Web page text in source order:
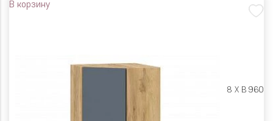
В корзину
Ш 300 X Г 318 X В 960